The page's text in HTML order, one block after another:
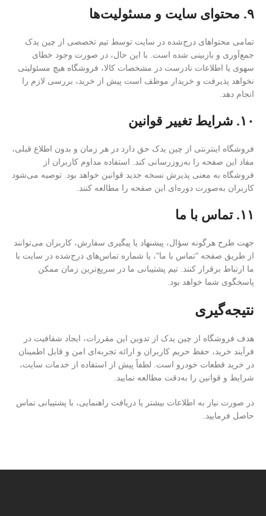
۹. محتوای سایت و مسئولیت‌ها
تمامی محتواهای درج‌شده در سایت توسط تیم تخصصی از چین یدک
جمع‌آوری و بازبینی شده است. با این حال، در صورت وجود خطای
سهوی یا اطلاعات نادرست در مشخصات کالا، فروشگاه هیچ مسئولیتی
نخواهد پذیرفت و خریدار موظف است پیش از خرید، بررسی لازم را
انجام دهد.
۱۰. شرایط تغییر قوانین
فروشگاه اینترنتی از چین یدک حق دارد در هر زمان و بدون اطلاع قبلی،
مفاد این صفحه را به‌روزرسانی کند. استفاده مداوم کاربران از
فروشگاه به معنی پذیرش نسخه جدید قوانین خواهد بود. توصیه می‌شود
کاربران به‌صورت دوره‌ای این صفحه را مطالعه کنند.
۱۱. تماس با ما
جهت طرح هرگونه سؤال، پیشنهاد یا پیگیری سفارش، کاربران می‌توانند
از طریق صفحه "تماس با ما"، یا شماره تماس‌های درج‌شده در سایت با
ما ارتباط برقرار کنند. تیم پشتیبانی ما در سریع‌ترین زمان ممکن
پاسخگوی شما خواهد بود.
نتیجه‌گیری
هدف فروشگاه از چین یدک از تدوین این مقررات، ایجاد شفافیت در
فرآیند خرید، حفظ حریم کاربران و ارائه تجربه‌ای امن و قابل اطمینان
در خرید قطعات خودرو است. لطفاً پیش از استفاده از خدمات سایت،
شرایط و قوانین را به‌دقت مطالعه نمایید.
در صورت نیاز به اطلاعات بیشتر یا دریافت راهنمایی، با پشتیبانی تماس
حاصل فرمایید.